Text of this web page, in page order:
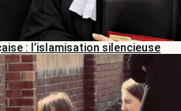
: l’islamisation silencieuse